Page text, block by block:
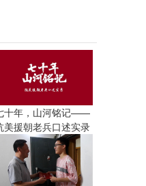
十年，山河铭记——
美援朝老兵口述实录